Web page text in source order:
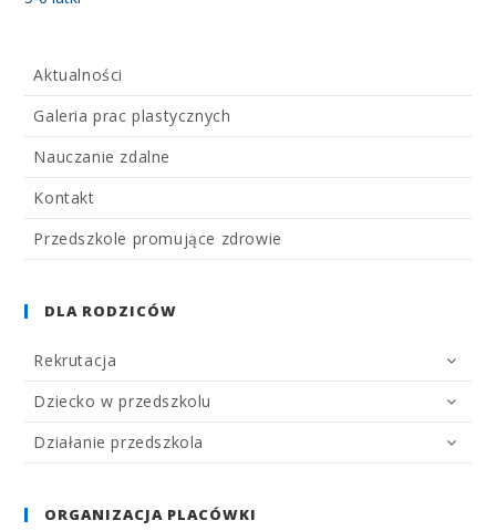
Aktualności
Galeria prac plastycznych
Nauczanie zdalne
Kontakt
Przedszkole promujące zdrowie
DLA RODZICÓW
Rekrutacja
Dziecko w przedszkolu
Działanie przedszkola
ORGANIZACJA PLACÓWKI